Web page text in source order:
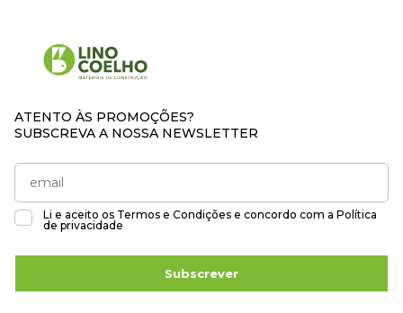
ATENTO ÀS PROMOÇÕES?
SUBSCREVA A NOSSA NEWSLETTER
Li e aceito os Termos e Condições e concordo com a Política
de privacidade
Subscrever